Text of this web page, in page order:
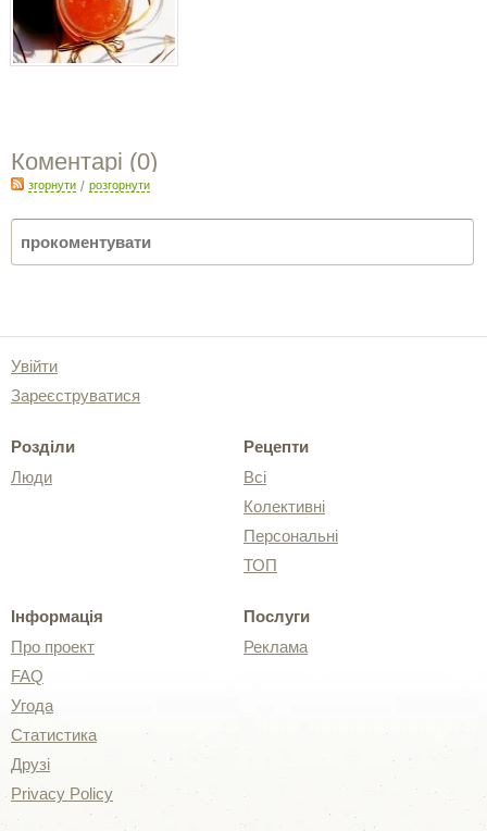
Коментарі (0)
згорнути / розгорнути
Увійти
Зареєструватися
Розділи
Люди
Рецепти
Всі
Колективні
Персональні
ТОП
Інформація
Про проект
FAQ
Угода
Статистика
Друзі
Privacy Policy
Послуги
Реклама